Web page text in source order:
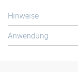
Hinweise
Anwendung